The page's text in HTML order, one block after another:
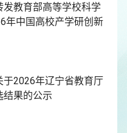
教育部高等学校科学
年中国高校产学研创新
2026年辽宁省教育厅
结果的公示